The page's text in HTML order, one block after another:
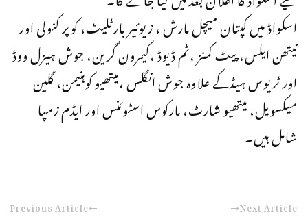
اسکواڈ میں کپتان میچل مارش ، زیوئیر بارٹلیٹ، کوپر کنولی اور
نیتھن ایلس، پیٹ کمنز ،ٹم ڈیوڈ ،کیمرون گرین، جوش ہیزل ووڈ
اور ٹریوس ہیڈکے علاوہ جوش انگلس ،میتھیو کوہنیمن، گلین
میکسویل، میتھیو شارٹ، مارکوس اسٹوئنس اور ایڈم زمپا
شامل ہیں۔
Previous Article Next Article